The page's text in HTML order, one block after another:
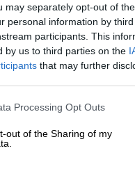
may separately opt-out of
personal information by
participants. This
by us to third parties on the
that may further
this website/app uses one or
visit or usage behaviour. You
to Google and its third-
below specified purposes in
Processing Opt Outs
out of the Sharing of my